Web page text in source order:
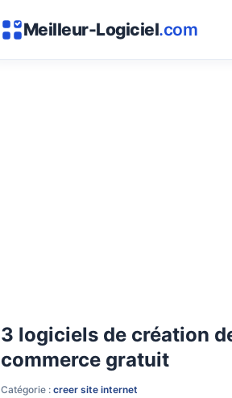
Meilleur-Logiciel.com
3 logiciels de création
commerce gratuit
Catégorie : creer site internet